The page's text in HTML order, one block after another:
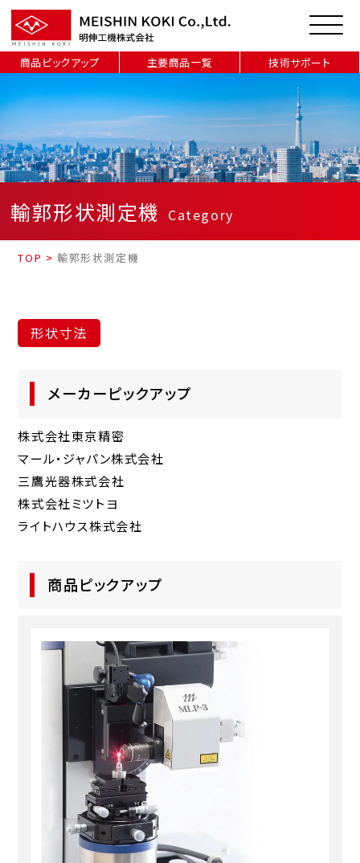
商品ピックアップ 主要商品一覧 技術サポート
輸郭形状測定機 Category
TOP >輸郭形状測定機
形状寸法
メーカーピックアップ
株式会社東京精密
マール・ジャパン株式会社
三鷹光器株式会社
株式会社ミツトヨ
ライトハウス株式会社
商品ピックアップ